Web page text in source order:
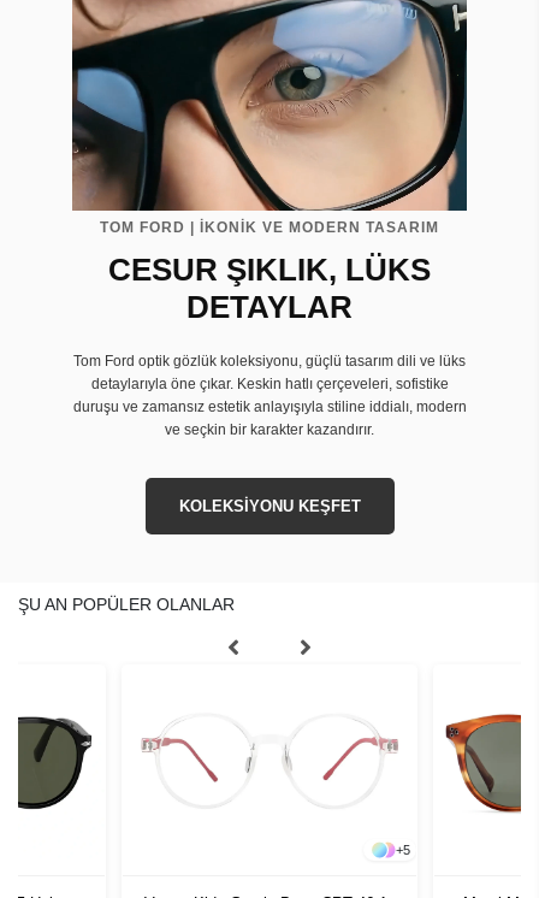
TOM FORD | İKONİK VE MODERN TASARIM
CESUR ŞIKLIK, LÜKS
DETAYLAR
Tom Ford optik gözlük koleksiyonu, güçlü tasarım dili ve lüks
detaylarıyla öne çıkar. Keskin hatlı çerçeveleri, sofistike
duruşu ve zamansız estetik anlayışıyla stiline iddialı, modern
ve seçkin bir karakter kazandırır.
KOLEKSİYONU KEŞFET
ŞU AN POPÜLER OLANLAR
+5